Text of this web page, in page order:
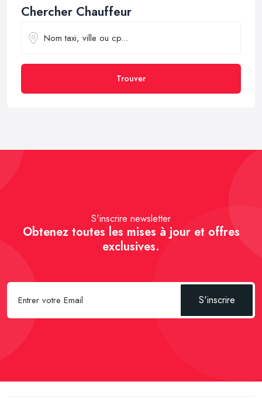
Chercher Chauffeur
Trouver
S'inscrire newsletter
Obtenez toutes les mises à jour et offres
exclusives.
S'inscrire